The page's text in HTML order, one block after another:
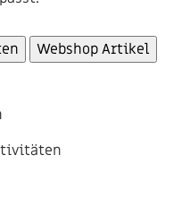
Webshop Artikel